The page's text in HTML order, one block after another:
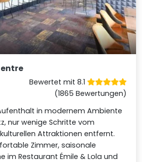
Bewertet mit 8.1
(1865 Bewertungen)
in modernem Ambiente
nur wenige Schritte vom
Attraktionen entfernt.
Zimmer, saisonale
im Restaurant Émile & Lola und